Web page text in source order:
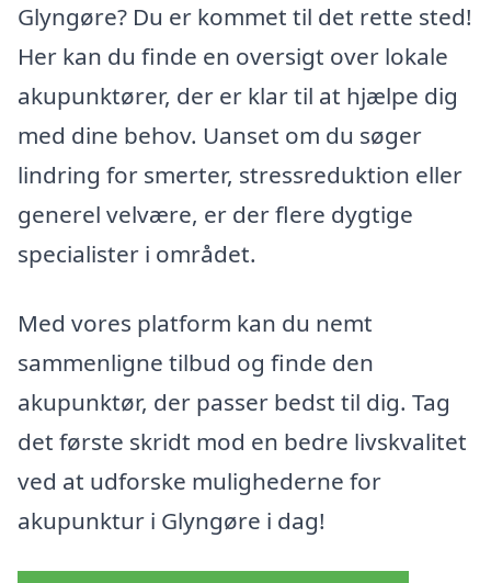
Glyngøre? Du er kommet til det rette sted!
Her kan du finde en oversigt over lokale
akupunktører, der er klar til at hjælpe dig
med dine behov. Uanset om du søger
lindring for smerter, stressreduktion eller
generel velvære, er der flere dygtige
specialister i området.
Med vores platform kan du nemt
sammenligne tilbud og finde den
akupunktør, der passer bedst til dig. Tag
det første skridt mod en bedre livskvalitet
ved at udforske mulighederne for
akupunktur i Glyngøre i dag!